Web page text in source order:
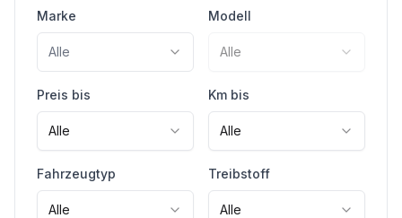
Marke
Alle
Modell
Alle
Preis bis
Alle
Km bis
Alle
Fahrzeugtyp
Alle
Treibstoff
Alle